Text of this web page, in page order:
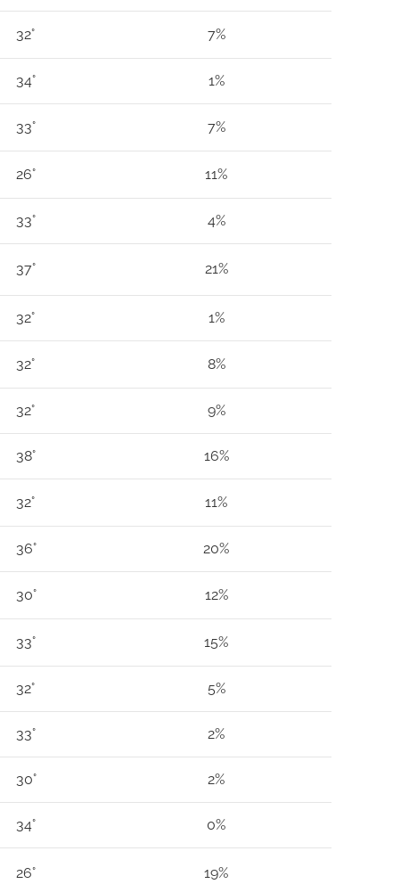
32° 7%
34° 1%
33° 7%
26° 11%
33° 4%
37° 21%
32° 1%
32° 8%
32° 9%
38° 16%
32° 11%
36° 20%
30° 12%
33° 15%
32° 5%
33° 2%
30° 2%
34° 0%
26° 19%